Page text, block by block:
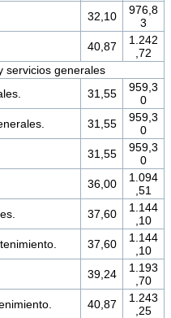
32,10
976,8
3
40,87
1.242
,72
servicios generales
31,55
959,3
0
31,55
959,3
0
31,55
959,3
0
36,00
1.094
,51
37,60
1.144
,10
37,60
1.144
,10
39,24
1.193
,70
40,87
1.243
,25